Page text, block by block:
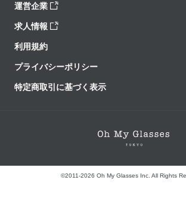
運営企業
求人情報
利用規約
プライバシーポリシー
特定商取引に基づく表示
©2011-2026 Oh My Glasses Inc. All Rights